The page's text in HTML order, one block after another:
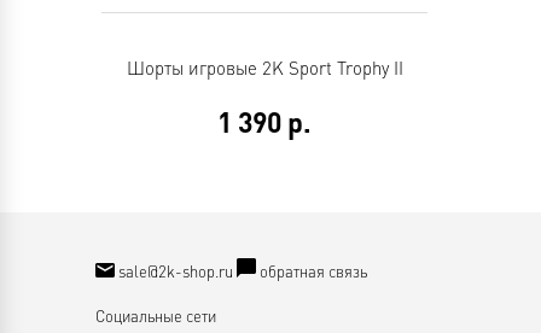
Шорты игровые 2K Sport Trophy II
1 390 р.
sale@2k-shop.ru обратная связь
Социальные сети